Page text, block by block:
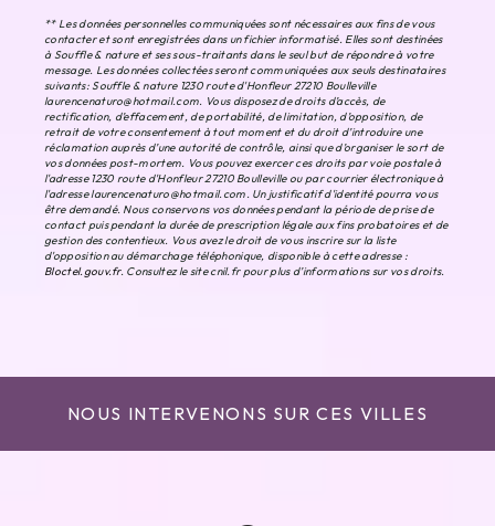
** Les données personnelles communiquées sont nécessaires aux fins de vous
contacter et sont enregistrées dans un fichier informatisé. Elles sont destinées
à Souffle & nature et ses sous-traitants dans le seul but de répondre à votre
message. Les données collectées seront communiquées aux seuls destinataires
suivants: Souffle & nature 1230 route d'Honfleur 27210 Boulleville
laurencenaturo@hotmail.com. Vous disposez de droits d’accès, de
rectification, d’effacement, de portabilité, de limitation, d’opposition, de
retrait de votre consentement à tout moment et du droit d’introduire une
réclamation auprès d’une autorité de contrôle, ainsi que d’organiser le sort de
vos données post-mortem. Vous pouvez exercer ces droits par voie postale à
l'adresse 1230 route d'Honfleur 27210 Boulleville ou par courrier électronique à
l'adresse laurencenaturo@hotmail.com. Un justificatif d'identité pourra vous
être demandé. Nous conservons vos données pendant la période de prise de
contact puis pendant la durée de prescription légale aux fins probatoires et de
gestion des contentieux. Vous avez le droit de vous inscrire sur la liste
d'opposition au démarchage téléphonique, disponible à cette adresse :
Bloctel.gouv.fr. Consultez le site cnil.fr pour plus d’informations sur vos droits.
NOUS INTERVENONS SUR CES VILLES